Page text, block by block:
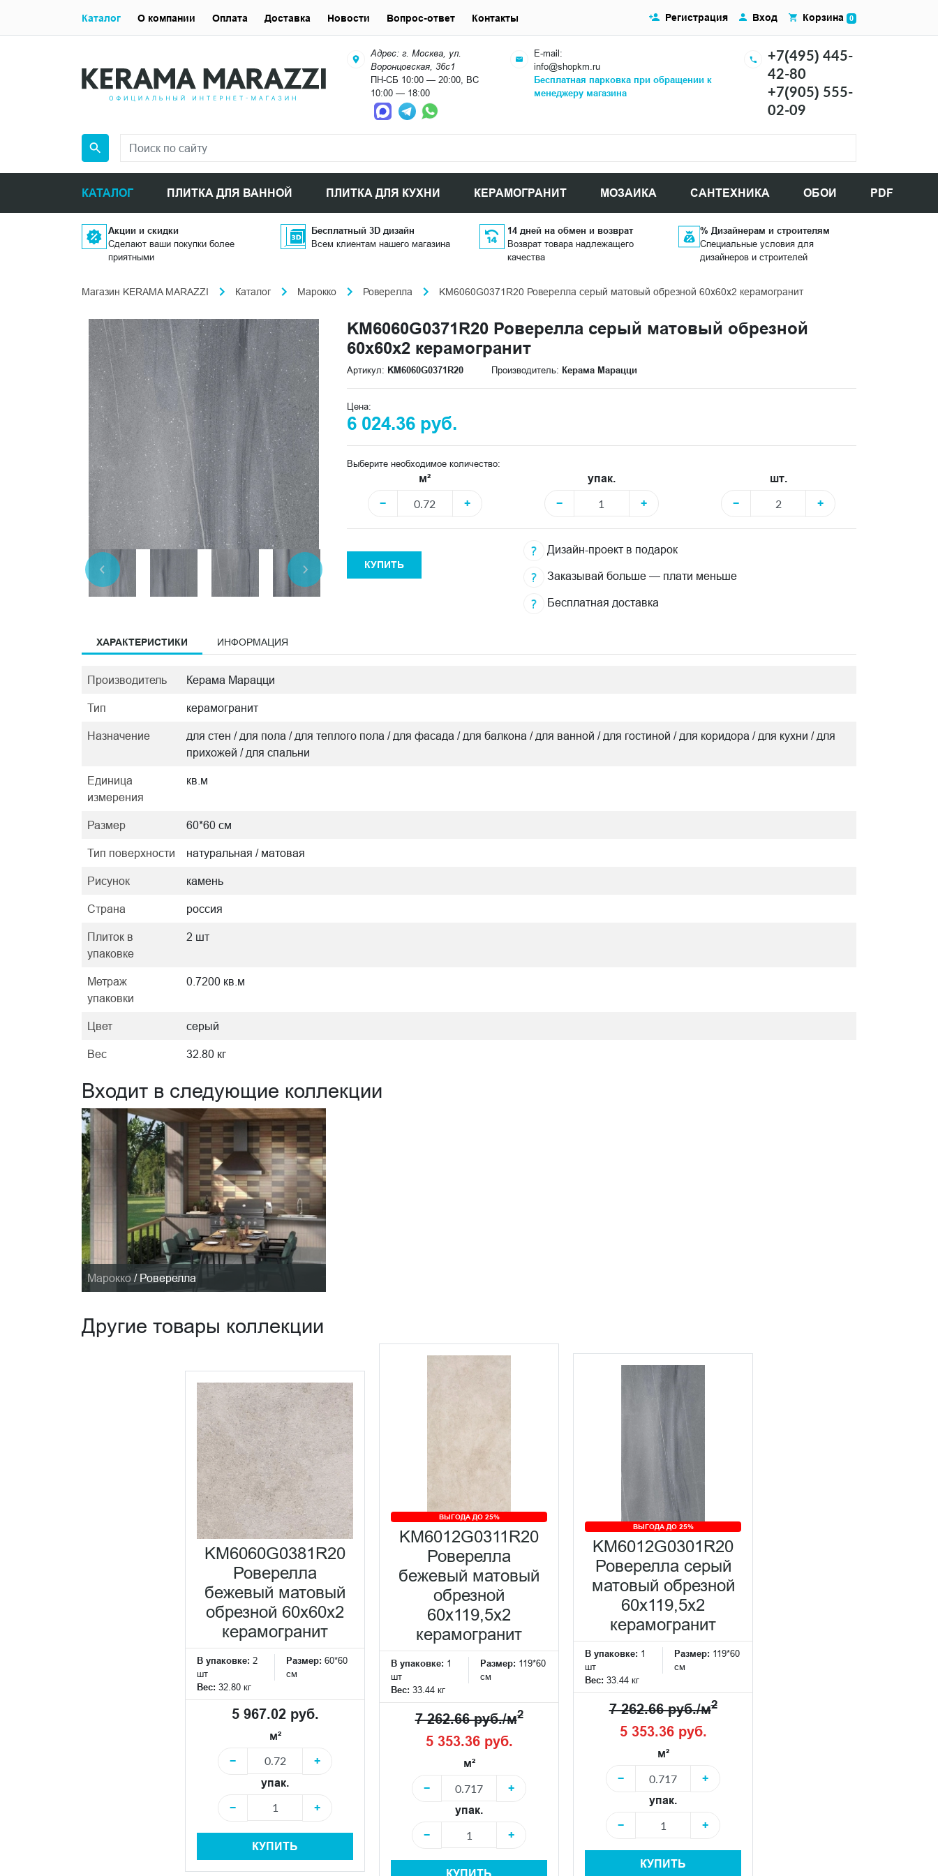
Адрес: г. Москва, ул.
Воронцовская, 36с1
ПН-СБ 10:00 — 20:00, ВС
10:00 — 18:00
E-mail:
info@shopkm.ru
Бесплатная парковка при обращении к
менеджеру магазина
+7(495) 445-
42-80
+7(905) 555-
02-09
КАТАЛОГ ПЛИТКА ДЛЯ ВАННОЙ ПЛИТКА ДЛЯ КУХНИ КЕРАМОГРАНИТ МОЗАИКА САНТЕХНИКА ОБОИ PDF
Регистрация Вход Корзина 0
Каталог О компании Оплата Доставка Новости Вопрос-ответ Контакты
Акции и скидки
Сделают ваши покупки более
приятными
Бесплатный 3D дизайн
Всем клиентам нашего магазина
14 дней на обмен и возврат
Возврат товара надлежащего
качества
% Дизайнерам и строителям
Специальные условия для
дизайнеров и строителей
Магазин KERAMA MARAZZI Каталог Марокко Роверелла KM6060G0371R20 Роверелла серый матовый обрезной 60x60x2 керамогранит
KM6060G0371R20 Роверелла серый матовый обрезной
60x60x2 керамогранит
Артикул: KM6060G0371R20 Производитель: Керама Марацци
Цена:
6 024.36 руб.
Выберите необходимое количество:
м²
−
+
упак.
−
+
шт.
−
+
КУПИТЬ
Дизайн-проект в подарок
Заказывай больше — плати меньше
Бесплатная доставка
ХАРАКТЕРИСТИКИ ИНФОРМАЦИЯ
Производитель Керама Марацци
Тип керамогранит
Назначение
для стен / для пола / для теплого пола / для фасада / для балкона / для ванной / для гостиной / для коридора / для кухни / для
прихожей / для спальни
Единица
измерения
кв.м
Размер 60*60 см
Тип поверхности натуральная / матовая
Рисунок камень
Страна россия
Плиток в
упаковке
2 шт
Метраж
упаковки
0.7200 кв.м
Цвет серый
Вес 32.80 кг
Входит в следующие коллекции
Марокко / Роверелла
Другие товары коллекции
KM6060G0381R20
Роверелла
бежевый матовый
обрезной 60x60x2
керамогранит
В упаковке: 2
шт
Размер: 60*60
см
Вес: 32.80 кг
5 967.02 руб.
м²
−
+
упак.
−
+
КУПИТЬ
ВЫГОДА ДО 25%
KM6012G0311R20
Роверелла
бежевый матовый
обрезной
60x119,5x2
керамогранит
В упаковке: 1
шт
Размер: 119*60
см
Вес: 33.44 кг
7 262.66 руб./м2
5 353.36 руб.
м²
−
+
упак.
−
+
ВЫГОДА ДО 25%
KM6012G0301R20
Роверелла серый
матовый обрезной
60x119,5x2
керамогранит
В упаковке: 1
шт
Размер: 119*60
см
Вес: 33.44 кг
7 262.66 руб./м2
5 353.36 руб.
м²
−
+
упак.
−
+
КУПИТЬ